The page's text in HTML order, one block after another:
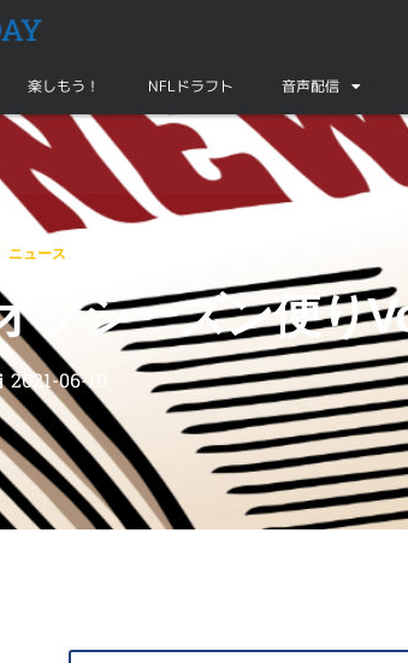
楽しもう！ NFLドラフト 音声配信
年】
ニュース
フシーズン便り
2021-06-10